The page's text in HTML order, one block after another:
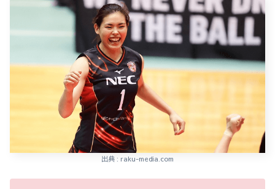
出典 : raku-media.com